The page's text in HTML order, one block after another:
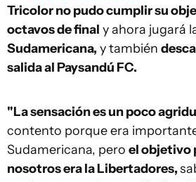
Tricolor no pudo cumplir su
octavos de final y ahora jugará
Sudamericana, y también
salida al Paysandú FC.
"La sensación es un poco
contento porque era
Sudamericana, pero el objetivo
nosotros era la Libertadores,